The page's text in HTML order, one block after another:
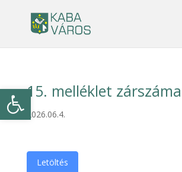
Eszköztár megnyitása
15. melléklet
2026.06.4.
Letöltés